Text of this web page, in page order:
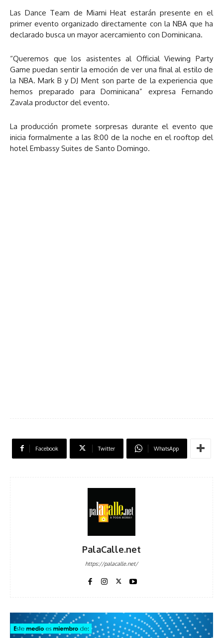
Las Dance Team de Miami Heat estarán presente en el
primer evento organizado directamente con la NBA que ha
declarado busca un mayor acercamiento con Dominicana.
“Queremos que los asistentes al Official Viewing Party
Game puedan sentir la emoción de ver una final al estilo de
la NBA. Mark B y DJ Ment son parte de la experiencia que
hemos preparado para Dominicana” expresa Fernando
Zavala productor del evento.
La producción promete sorpresas durante el evento que
inicia formalmente a las 8:00 de la noche en el rooftop del
hotel Embassy Suites de Santo Domingo.
Facebook Twitter WhatsApp
PalaCalle.net
https://palacalle.net/